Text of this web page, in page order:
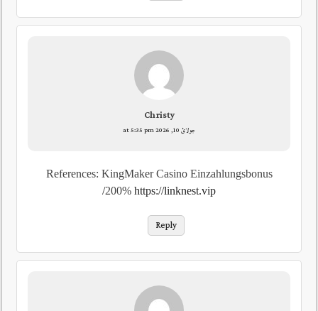
Christy
جولائ 10, 2026 at 5:35 pm
References: KingMaker Casino Einzahlungsbonus
200% https://linknest.vip/
Reply